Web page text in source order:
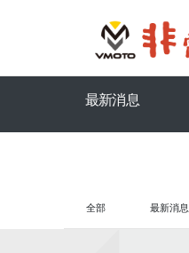
最新消息
全部 最新消息